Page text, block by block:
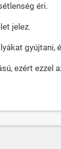
éri.
jelez.
gyújtani,
ezért ezzel